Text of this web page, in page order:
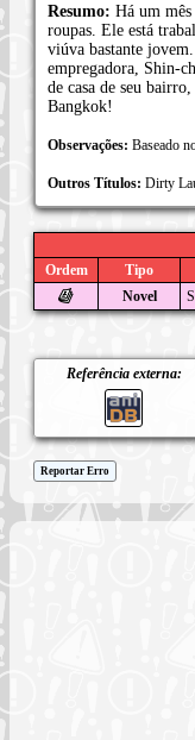
Resumo: Há um
roupas. Ele está
viúva bastante
empregadora, Shin-
de casa de seu
Bangkok!
Observações: Baseado
Outros Títulos: Dirty
Ordem
Tipo
Novel
Referência externa:
Reportar Erro